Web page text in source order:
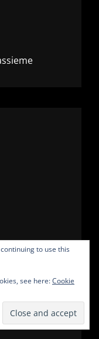
to use this
see here:Cookie